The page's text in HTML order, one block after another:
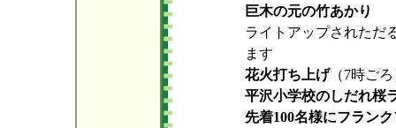
巨木の元の竹あかり
ライトアップされただ
ます
花火打ち上げ（7時ごろ
平沢小学校のしだれ桜
先着100名様にフラン